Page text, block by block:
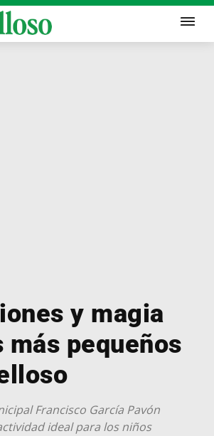
y magia
más pequeños
Francisco García Pavón
ideal para los niños